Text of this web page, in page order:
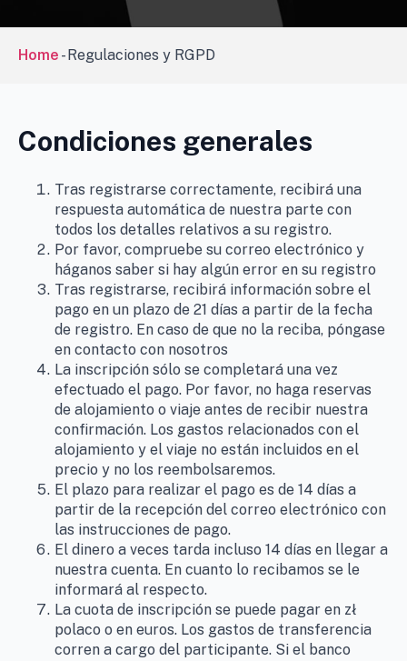
Home -Regulaciones y RGPD
Condiciones generales
Tras registrarse correctamente, recibirá una
respuesta automática de nuestra parte con
todos los detalles relativos a su registro.
Por favor, compruebe su correo electrónico y
háganos saber si hay algún error en su registro
Tras registrarse, recibirá información sobre el
pago en un plazo de 21 días a partir de la fecha
de registro. En caso de que no la reciba, póngase
en contacto con nosotros
La inscripción sólo se completará una vez
efectuado el pago. Por favor, no haga reservas
de alojamiento o viaje antes de recibir nuestra
confirmación. Los gastos relacionados con el
alojamiento y el viaje no están incluidos en el
precio y no los reembolsaremos.
El plazo para realizar el pago es de 14 días a
partir de la recepción del correo electrónico con
las instrucciones de pago.
El dinero a veces tarda incluso 14 días en llegar a
nuestra cuenta. En cuanto lo recibamos se le
informará al respecto.
La cuota de inscripción se puede pagar en zł
polaco o en euros. Los gastos de transferencia
corren a cargo del participante. Si el banco